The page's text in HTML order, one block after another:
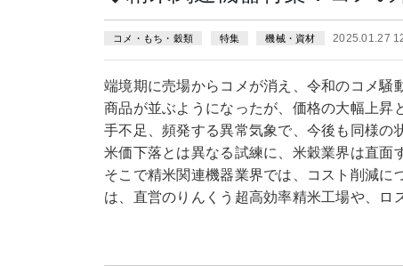
コメ・もち・穀類 特集 機械・資材 2025.01.27
端境期に売場からコメが消え、令和のコメ騒
商品が並ぶようになったが、価格の大幅上昇
手不足、頻発する異常気象で、今後も同様の
米価下落とは異なる試練に、米穀業界は直面
そこで精米関連機器業界では、コスト削減に
は、直営のりんくう超高効率精米工場や、ロ